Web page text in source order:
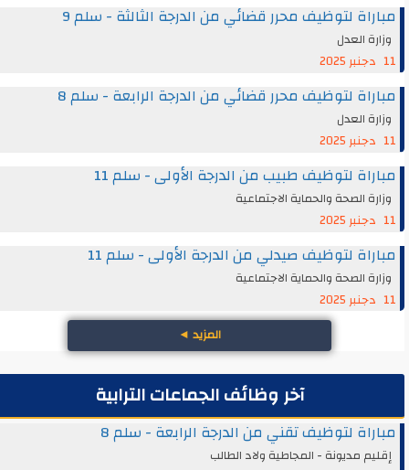
مباراة لتوظيف محرر قضائي من الدرجة الثالثة - سلم 9
وزارة العدل
11 دجنبر 2025
مباراة لتوظيف محرر قضائي من الدرجة الرابعة - سلم 8
وزارة العدل
11 دجنبر 2025
مباراة لتوظيف طبيب من الدرجة الأولى - سلم 11
وزارة الصحة والحماية الاجتماعية
11 دجنبر 2025
مباراة لتوظيف صيدلي من الدرجة الأولى - سلم 11
وزارة الصحة والحماية الاجتماعية
11 دجنبر 2025
المزيد◄
آخر وظائف الجماعات الترابية
مباراة لتوظيف تقني من الدرجة الرابعة - سلم 8
إقليم مديونة - المجاطية ولاد الطالب